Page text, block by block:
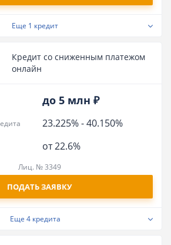
Еще 1 кредит
Кредит со сниженным платежом
онлайн
до 5 млн ₽
23.225%-40.150%
от 22.6%
Лиц. № 3349
ПОДАТЬ ЗАЯВКУ
Еще 4 кредита